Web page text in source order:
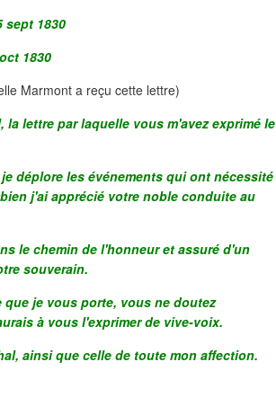
sept 1830
1830
Marmont a reçu cette lettre)
lettre par laquelle vous m'avez exprimé le
déplore les événements qui ont nécessité
j'ai apprécié votre noble conduite au
le chemin de l'honneur et assuré d'un
souverain.
que je vous porte, vous ne doutez
à vous l'exprimer de vive-voix.
ainsi que celle de toute mon affection.